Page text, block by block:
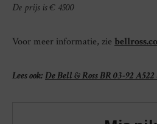
De prijs is € 4500
Voor meer informatie, zie
Lees ook:De Bell & Ross BR 03-92